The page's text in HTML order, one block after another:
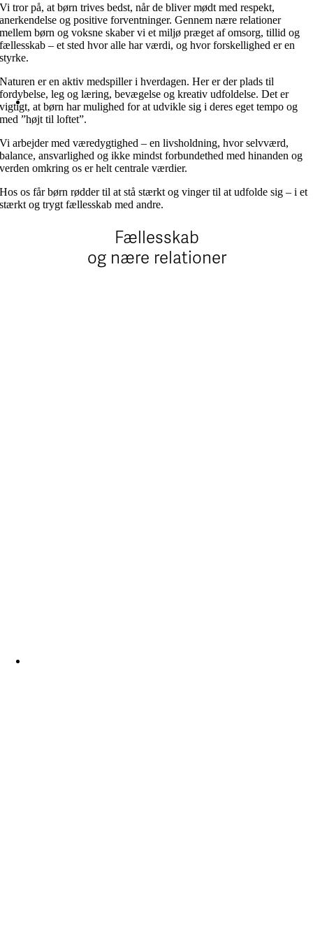
Vi tror på, at børn trives bedst, når de bliver mødt med respekt,
anerkendelse og positive forventninger. Gennem nære relationer
mellem børn og voksne skaber vi et miljø præget af omsorg, tillid og
fællesskab – et sted hvor alle har værdi, og hvor forskellighed er en
styrke.
Naturen er en aktiv medspiller i hverdagen. Her er der plads til
fordybelse, leg og læring, bevægelse og kreativ udfoldelse. Det er
vigtigt, at børn har mulighed for at udvikle sig i deres eget tempo og
med ”højt til loftet”.
Vi arbejder med væredygtighed – en livsholdning, hvor selvværd,
balance, ansvarlighed og ikke mindst forbundethed med hinanden og
verden omkring os er helt centrale værdier.
Hos os får børn rødder til at stå stærkt og vinger til at udfolde sig – i et
stærkt og trygt fællesskab med andre.
Fællesskab
og nære relationer